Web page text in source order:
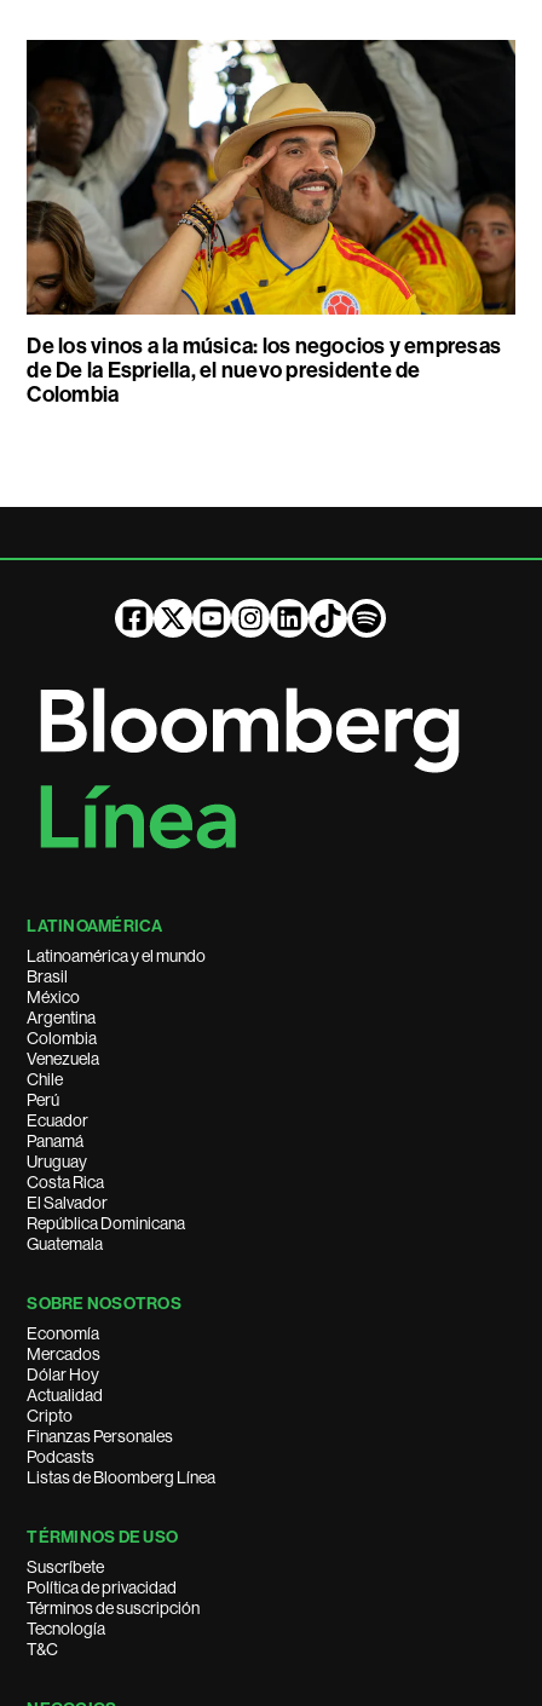
De los vinos a la música: los negocios y empresas
de De la Espriella, el nuevo presidente de
Colombia
LATINOAMÉRICA
Latinoamérica y el mundo
Brasil
México
Argentina
Colombia
Venezuela
Chile
Perú
Ecuador
Panamá
Uruguay
Costa Rica
El Salvador
República Dominicana
Guatemala
SOBRE NOSOTROS
Economía
Mercados
Dólar Hoy
Actualidad
Cripto
Finanzas Personales
Podcasts
Listas de Bloomberg Línea
TÉRMINOS DE USO
Suscríbete
Política de privacidad
Términos de suscripción
Tecnología
T&C